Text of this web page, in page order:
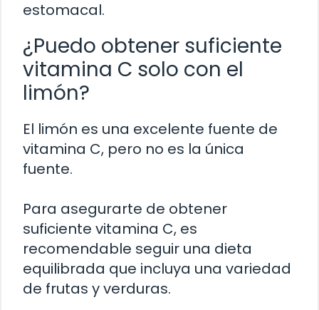
estomacal.
¿Puedo obtener suficiente
vitamina C solo con el
limón?
El limón es una excelente fuente de
vitamina C, pero no es la única
fuente.
Para asegurarte de obtener
suficiente vitamina C, es
recomendable seguir una dieta
equilibrada que incluya una variedad
de frutas y verduras.